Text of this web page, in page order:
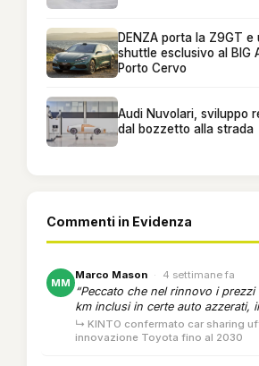
DENZA porta la Z9GT e
shuttle esclusivo al BIG
Porto Cervo
Audi Nuvolari, sviluppo
dal bozzetto alla strada
Commenti in Evidenza
MM
Marco Mason · 4 settimane fa
“Peccato che nel rinnovo i
km inclusi in certe auto azzerati,
↳ KINTO confermato car sharing
innovazione Toyota fino al 2030